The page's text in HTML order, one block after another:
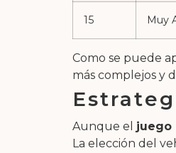
15 Muy
Como se puede
más complejos y
Aunque el juego
La elección del